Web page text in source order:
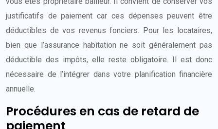
justificatifs de paiement car ces dépenses peuvent être
déductibles de vos revenus fonciers. Pour les locataires,
bien que l’assurance habitation ne soit généralement pas
déductible des impôts, elle reste obligatoire. Il est donc
nécessaire de l’intégrer dans votre planification financière
annuelle.
Procédures en cas de retard de